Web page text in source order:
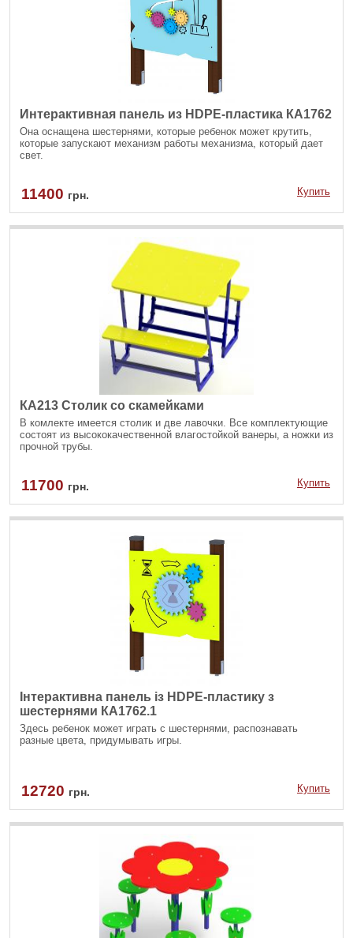
Интерактивная панель из HDPE-пластика КА1762
Она оснащена шестернями, которые ребенок может крутить,
которые запускают механизм работы механизма, который дает
свет.
11400 грн. Купить
КА213 Столик со скамейками
В комлекте имеется столик и две лавочки. Все комплектующие
состоят из высококачественной влагостойкой ванеры, а ножки из
прочной трубы.
11700 грн. Купить
Інтерактивна панель із HDPE-пластику з
шестернями КА1762.1
Здесь ребенок может играть с шестернями, распознавать
разные цвета, придумывать игры.
12720 грн. Купить